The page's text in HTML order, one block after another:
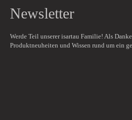
Newsletter
Werde Teil unserer isartau Familie! Als
Produktneuheiten und Wissen rund um ein